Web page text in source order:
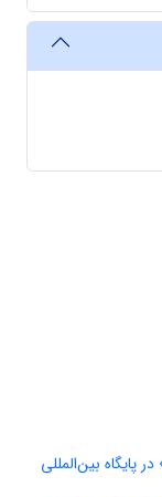
پایگاه بین‌المللی